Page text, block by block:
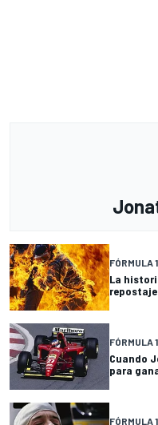
FÓRMULA 1
La
repostaje
FÓRMULA 1
Cuando
para
FÓRMULA 1